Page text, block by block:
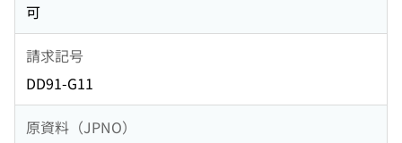
可
請求記号
DD91-G11
原資料（JPNO）